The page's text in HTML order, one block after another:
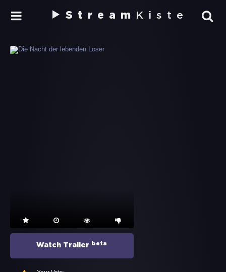
Stream Kiste
Watch Trailer beta